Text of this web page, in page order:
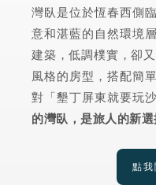
灣臥是位於恆春西側
意和湛藍的自然環境
建築，低調樸實，卻
風格的房型，搭配簡
對「墾丁屏東就要玩
的灣臥，是旅人的新選
點